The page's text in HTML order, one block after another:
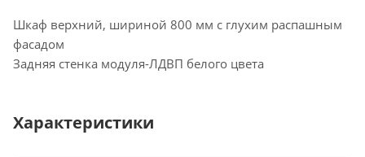
Шкаф верхний, шириной 800 мм с глухим распашным
фасадом
Задняя стенка модуля-ЛДВП белого цвета
Характеристики